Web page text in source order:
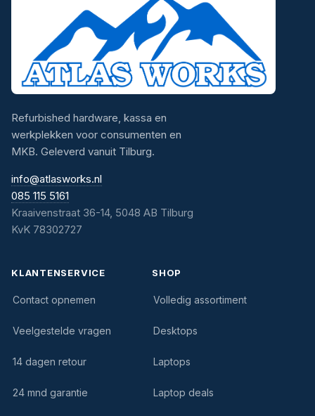
Refurbished hardware, kassa en
werkplekken voor consumenten en
MKB. Geleverd vanuit Tilburg.
info@atlasworks.nl
085 115 5161
Kraaivenstraat 36-14, 5048 AB Tilburg
KvK 78302727
KLANTENSERVICE
Contact opnemen
Veelgestelde vragen
14 dagen retour
24 mnd garantie
SHOP
Volledig assortiment
Desktops
Laptops
Laptop deals